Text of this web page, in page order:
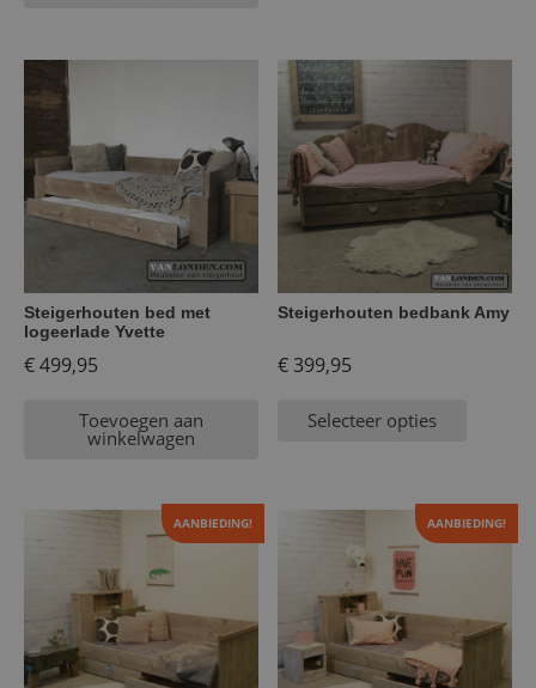
Steigerhouten bed met
logeerlade Yvette
€499,95
Toevoegen aan
winkelwagen
Steigerhouten bedbank Amy
€399,95
Selecteer opties
AANBIEDING! AANBIEDING!